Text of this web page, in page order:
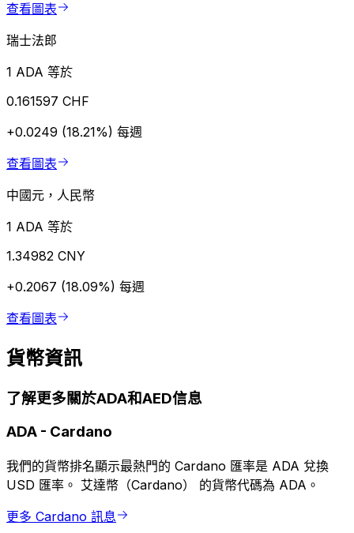
查看圖表
瑞士法郎
1 ADA 等於
0.161597 CHF
+0.0249 (18.21%) 每週
查看圖表
中國元，人民幣
1 ADA 等於
1.34982 CNY
+0.2067 (18.09%) 每週
查看圖表
貨幣資訊
了解更多關於ADA和AED信息
ADA - Cardano
我們的貨幣排名顯示最熱門的 Cardano 匯率是 ADA 兌換
USD 匯率。 艾達幣（Cardano） 的貨幣代碼為 ADA。
更多 Cardano 訊息